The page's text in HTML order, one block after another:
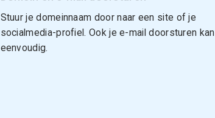
Stuur je domeinnaam door naar een site of je
socialmedia-profiel. Ook je e-mail doorsturen kan
eenvoudig.